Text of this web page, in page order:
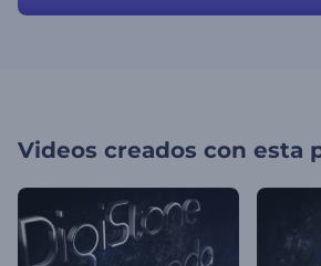
Videos creados con esta